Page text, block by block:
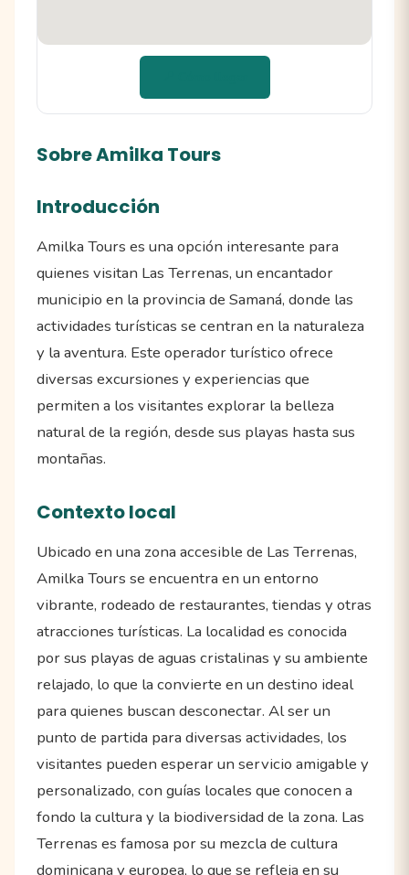
Sobre Amilka Tours
Introducción
Amilka Tours es una opción interesante para
quienes visitan Las Terrenas, un encantador
municipio en la provincia de Samaná, donde las
actividades turísticas se centran en la naturaleza
y la aventura. Este operador turístico ofrece
diversas excursiones y experiencias que
permiten a los visitantes explorar la belleza
natural de la región, desde sus playas hasta sus
montañas.
Contexto local
Ubicado en una zona accesible de Las Terrenas,
Amilka Tours se encuentra en un entorno
vibrante, rodeado de restaurantes, tiendas y otras
atracciones turísticas. La localidad es conocida
por sus playas de aguas cristalinas y su ambiente
relajado, lo que la convierte en un destino ideal
para quienes buscan desconectar. Al ser un
punto de partida para diversas actividades, los
visitantes pueden esperar un servicio amigable y
personalizado, con guías locales que conocen a
fondo la cultura y la biodiversidad de la zona. Las
Terrenas es famosa por su mezcla de cultura
dominicana y europea, lo que se refleja en su